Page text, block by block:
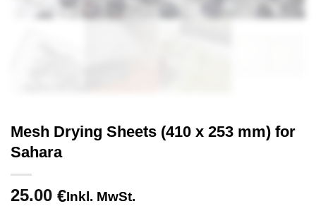
Mesh Drying Sheets (410 x 253 mm) for
Sahara
25.00 €Inkl. MwSt.